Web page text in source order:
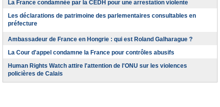
La France condamnée par la CEDH pour une arrestation violente
Les déclarations de patrimoine des parlementaires consultables en
préfecture
Ambassadeur de France en Hongrie : qui est Roland Galharague ?
La Cour d'appel condamne la France pour contrôles abusifs
Human Rights Watch attire l'attention de l'ONU sur les violences
policières de Calais